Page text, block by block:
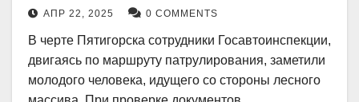
синтетического наркотика
АПР 22, 2025 0 COMMENTS
В черте Пятигорска сотрудники Госавтоинспекции,
двигаясь по маршруту патрулирования, заметили
молодого человека, идущего со стороны лесного